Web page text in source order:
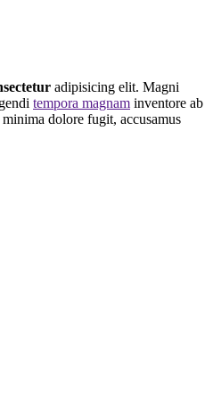
adipisicing elit. Magni
tempora magnam inventore ab
dolore fugit, accusamus